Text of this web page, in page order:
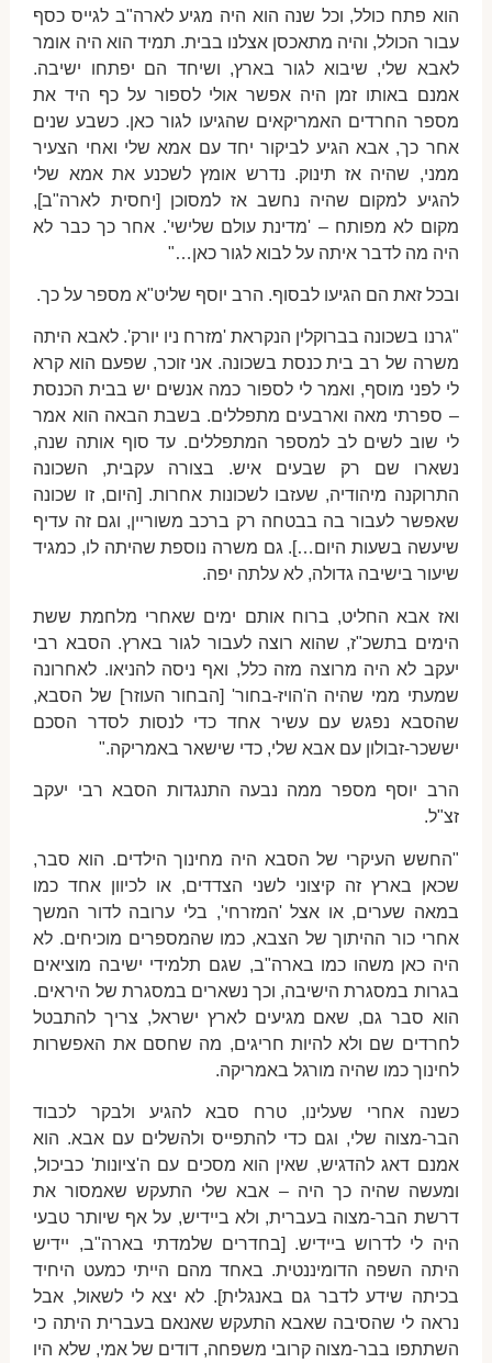
הוא פתח כולל, וכל שנה הוא היה מגיע לארה"ב לגייס כסף
עבור הכולל, והיה מתאכסן אצלנו בבית. תמיד הוא היה אומר
לאבא שלי, שיבוא לגור בארץ, ושיחד הם יפתחו ישיבה.
אמנם באותו זמן היה אפשר אולי לספור על כף היד את
מספר החרדים האמריקאים שהגיעו לגור כאן. כשבע שנים
אחר כך, אבא הגיע לביקור יחד עם אמא שלי ואחי הצעיר
ממני, שהיה אז תינוק. נדרש אומץ לשכנע את אמא שלי
להגיע למקום שהיה נחשב אז למסוכן [יחסית לארה"ב],
מקום לא מפותח – 'מדינת עולם שלישי'. אחר כך כבר לא
היה מה לדבר איתה על לבוא לגור כאן…"
ובכל זאת הם הגיעו לבסוף. הרב יוסף שליט"א מספר על כך.
"גרנו בשכונה בברוקלין הנקראת 'מזרח ניו יורק'. לאבא היתה
משרה של רב בית כנסת בשכונה. אני זוכר, שפעם הוא קרא
לי לפני מוסף, ואמר לי לספור כמה אנשים יש בבית הכנסת
– ספרתי מאה וארבעים מתפללים. בשבת הבאה הוא אמר
לי שוב לשים לב למספר המתפללים. עד סוף אותה שנה,
נשארו שם רק שבעים איש. בצורה עקבית, השכונה
התרוקנה מיהודיה, שעזבו לשכונות אחרות. [היום, זו שכונה
שאפשר לעבור בה בבטחה רק ברכב משוריין, וגם זה עדיף
שיעשה בשעות היום…]. גם משרה נוספת שהיתה לו, כמגיד
שיעור בישיבה גדולה, לא עלתה יפה.
ואז אבא החליט, ברוח אותם ימים שאחרי מלחמת ששת
הימים בתשכ"ז, שהוא רוצה לעבור לגור בארץ. הסבא רבי
יעקב לא היה מרוצה מזה כלל, ואף ניסה להניאו. לאחרונה
שמעתי ממי שהיה ה'הויז-בחור' [הבחור העוזר] של הסבא,
שהסבא נפגש עם עשיר אחד כדי לנסות לסדר הסכם
יששכר-זבולון עם אבא שלי, כדי שישאר באמריקה."
הרב יוסף מספר ממה נבעה התנגדות הסבא רבי יעקב
זצ"ל.
"החשש העיקרי של הסבא היה מחינוך הילדים. הוא סבר,
שכאן בארץ זה קיצוני לשני הצדדים, או לכיוון אחד כמו
במאה שערים, או אצל 'המזרחי', בלי ערובה לדור המשך
אחרי כור ההיתוך של הצבא, כמו שהמספרים מוכיחים. לא
היה כאן משהו כמו בארה"ב, שגם תלמידי ישיבה מוציאים
בגרות במסגרת הישיבה, וכך נשארים במסגרת של היראים.
הוא סבר גם, שאם מגיעים לארץ ישראל, צריך להתבטל
לחרדים שם ולא להיות חריגים, מה שחסם את האפשרות
לחינוך כמו שהיה מורגל באמריקה.
כשנה אחרי שעלינו, טרח סבא להגיע ולבקר לכבוד
הבר-מצוה שלי, וגם כדי להתפייס ולהשלים עם אבא. הוא
אמנם דאג להדגיש, שאין הוא מסכים עם ה'ציונות' כביכול,
ומעשה שהיה כך היה – אבא שלי התעקש שאמסור את
דרשת הבר-מצוה בעברית, ולא ביידיש, על אף שיותר טבעי
היה לי לדרוש ביידיש. [בחדרים שלמדתי בארה"ב, יידיש
היתה השפה הדומיננטית. באחד מהם הייתי כמעט היחיד
בכיתה שידע לדבר גם באנגלית]. לא יצא לי לשאול, אבל
נראה לי שהסיבה שאבא התעקש שאנאם בעברית היתה כי
השתתפו בבר-מצוה קרובי משפחה, דודים של אמי, שלא היו